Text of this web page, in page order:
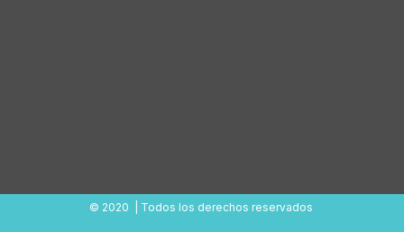
© 2020 | Todos los derechos reservados